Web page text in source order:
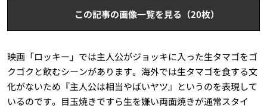
この記事の画像一覧を見る（20枚）
映画「ロッキー」では主人公がジョッキに入った生タマゴをゴ
クゴクと飲むシーンがあります。海外では生タマゴを食する文
化がないため『主人公は相当やばいヤツ』というのを表現して
いるのです。目玉焼きですら生を嫌い両面焼きが通常スタイ